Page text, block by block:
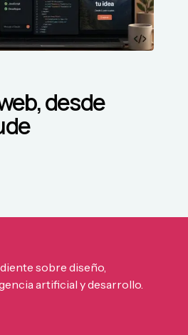
desde
sobre diseño,
artificial y desarrollo.